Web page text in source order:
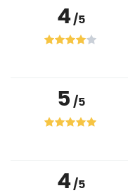
4/5
5 /5
4/5